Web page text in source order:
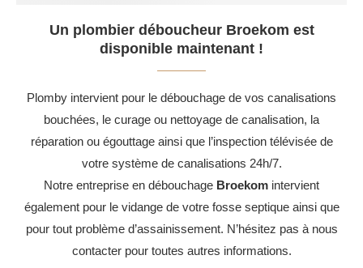
Un plombier déboucheur Broekom est
disponible maintenant !
Plomby intervient pour le débouchage de vos canalisations
bouchées, le curage ou nettoyage de canalisation, la
réparation ou égouttage ainsi que l’inspection télévisée de
votre système de canalisations 24h/7.
Notre entreprise en débouchage Broekom intervient
également pour le vidange de votre fosse septique ainsi que
pour tout problème d’assainissement. N’hésitez pas à nous
contacter pour toutes autres informations.